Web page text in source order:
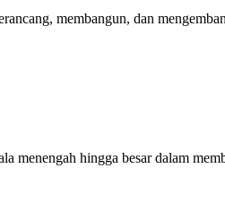
membangun, dan
menengah hingga besar dalam